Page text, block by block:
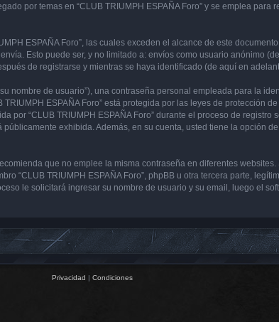
por temas en “CLUB TRIUMPH ESPAÑA Foro” y se emplea
ESPAÑA Foro”, las cuales exceden el alcance de este
Esto puede ser, y no limitado a: envíos como usuario anónimo
de registrarse y mientras se haya identificado (de aquí en
nombre de usuario”), una contraseña personal empleada para la
ESPAÑA Foro” está protegida por las leyes de protección
“CLUB TRIUMPH ESPAÑA Foro” durante el proceso de
exhibida. Además, en su cuenta, usted tiene la opción
que no emplee la misma contraseña en diferentes
“CLUB TRIUMPH ESPAÑA Foro”, phpBB u otra tercera parte,
le solicitará ingresar su nombre de usuario y su email, luego el
Privacidad | Condiciones